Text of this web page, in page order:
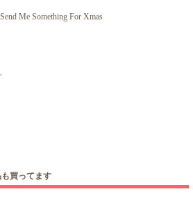
Me Something For Xmas
買ってます